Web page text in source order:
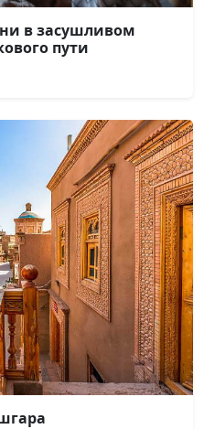
в засушливом
пути